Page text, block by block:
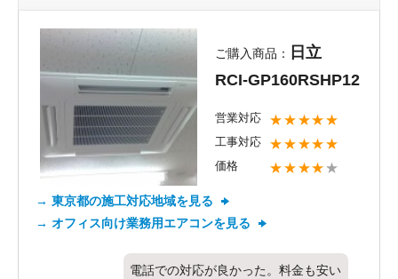
ご購入商品：
日立
RCI-GP160RSHP12
営業対応 ★★★★★
工事対応 ★★★★★
価格 ★★★★★
→ 東京都の施工対応地域を見る
→ オフィス向け業務用エアコンを見る
電話での対応が良かった。料金も安い